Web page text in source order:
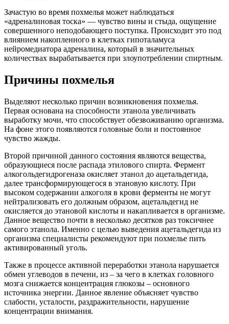
Зачастую во время похмелья может наблюдаться
«адреналиновая тоска» — чувство вины и стыда, ощущение
совершенного неподобающего поступка. Происходит это под
влиянием накопленного в клетках гипоталамуса
нейромедиатора адреналина, который в значительных
количествах вырабатывается при злоупотреблении спиртным.
Причины похмелья
Выделяют несколько причин возникновения похмелья.
Первая основана на способности этанола увеличивать
выработку мочи, что способствует обезвоживанию организма.
На фоне этого появляются головные боли и постоянное
чувство жажды.
Второй причиной данного состояния являются вещества,
образующиеся после распада этилового спирта. Фермент
алкогольдегидрогеназа окисляет этанол до ацетальдегида,
далее трансформирующегося в этановую кислоту. При
высоком содержании алкоголя в крови ферменты не могут
нейтрализовать его должным образом, ацетальдегид не
окисляется до этановой кислоты и накапливается в организме.
Данное вещество почти в несколько десятков раз токсичнее
самого этанола. Именно с целью выведения ацетальдегида из
организма специалисты рекомендуют при похмелье пить
активированный уголь.
Также в процессе активной переработки этанола нарушается
обмен углеводов в печени, из – за чего в клетках головного
мозга снижается концентрация глюкозы – основного
источника энергии. Данное явление объясняет чувство
слабости, усталости, раздражительности, нарушение
концентрации внимания.